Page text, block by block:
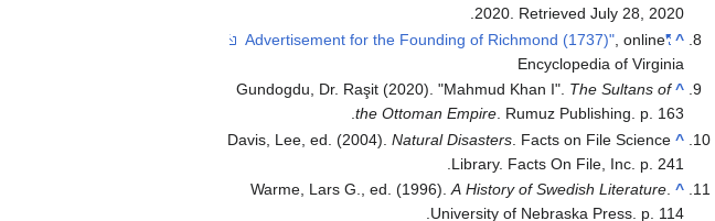
2020. RetrievedJuly 28, 2020
.
^
"Advertisement for the Founding of Richmond (1737)"
, online
Encyclopedia of Virginia
^
Gundogdu, Dr. Raşit (2020). "Mahmud Khan I". The Sultans of
the Ottoman Empire . Rumuz Publishing. p. 163.
^
Davis, Lee, ed. (2004).Natural Disasters . Facts on File Science
Library. Facts On File, Inc. p. 241.
^
Warme, Lars G., ed. (1996).A History of Swedish Literature
University of Nebraska Press. p. 114.